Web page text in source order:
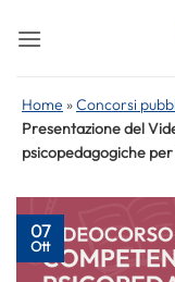
Home »Concorsi
Presentazione del
psicopedagogiche
07
Ott